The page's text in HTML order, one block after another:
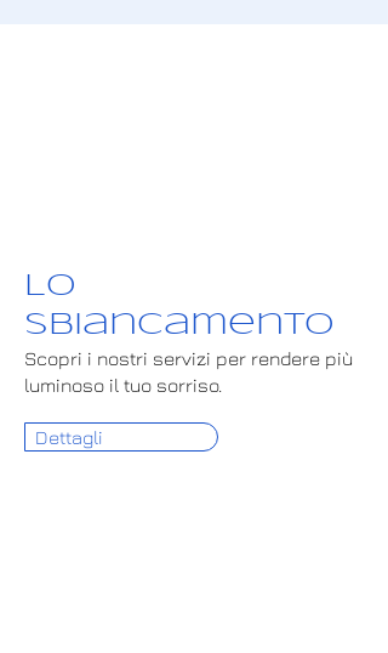
Lo
sbiancamento
Scopri i nostri servizi per rendere più
luminoso il tuo sorriso.
Dettagli